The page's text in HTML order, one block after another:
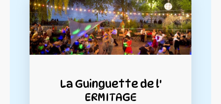
La Guinguette de l'
ERMITAGE